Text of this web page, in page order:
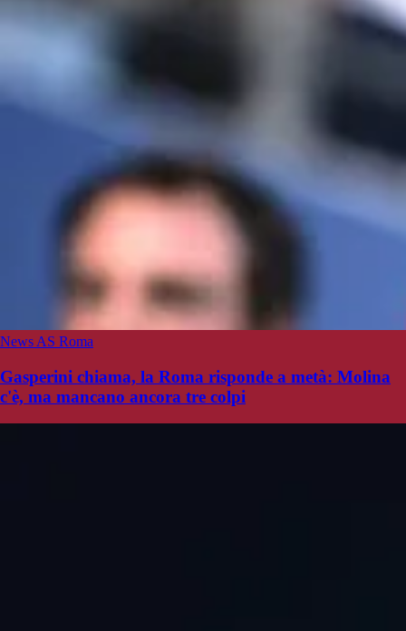
News AS Roma
Gasperini chiama, la Roma risponde a metà: Molina
c'è, ma mancano ancora tre colpi